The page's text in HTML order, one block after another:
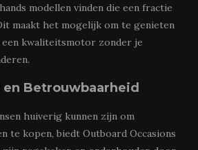
modellen vinden die een fractie
maakt het mogelijk om te genieten
een kwaliteitsmotor zonder je
Betrouwbaarheid
huiverig kunnen zijn om
te kopen, biedt Outboard Occasions